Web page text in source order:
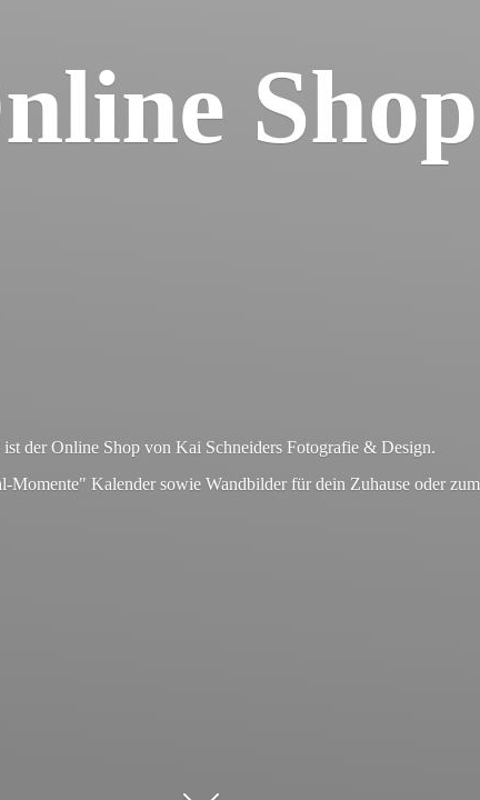
Shop
ist der Online Shop von Kai Schneiders Fotografie & Design.
Momente" Kalender sowie Wandbilder für dein Zuhause oder zum